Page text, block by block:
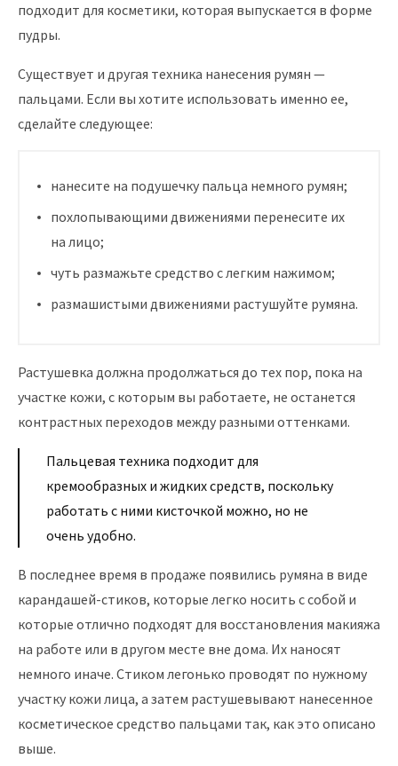
подходит для косметики, которая выпускается в форме
пудры.
Существует и другая техника нанесения румян —
пальцами. Если вы хотите использовать именно ее,
сделайте следующее:
нанесите на подушечку пальца немного румян;
похлопывающими движениями перенесите их
на лицо;
чуть размажьте средство с легким нажимом;
размашистыми движениями растушуйте румяна.
Растушевка должна продолжаться до тех пор, пока на
участке кожи, с которым вы работаете, не останется
контрастных переходов между разными оттенками.
Пальцевая техника подходит для
кремообразных и жидких средств, поскольку
работать с ними кисточкой можно, но не
очень удобно.
В последнее время в продаже появились румяна в виде
карандашей-стиков, которые легко носить с собой и
которые отлично подходят для восстановления макияжа
на работе или в другом месте вне дома. Их наносят
немного иначе. Стиком легонько проводят по нужному
участку кожи лица, а затем растушевывают нанесенное
косметическое средство пальцами так, как это описано
выше.